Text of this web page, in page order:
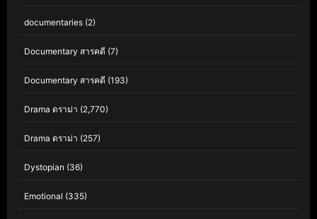
documentaries (2)
Documentary สารคดี (7)
Documentary สารคดี (193)
Drama ดราม่า (2,770)
Drama ดราม่า (257)
Dystopian (36)
Emotional (335)